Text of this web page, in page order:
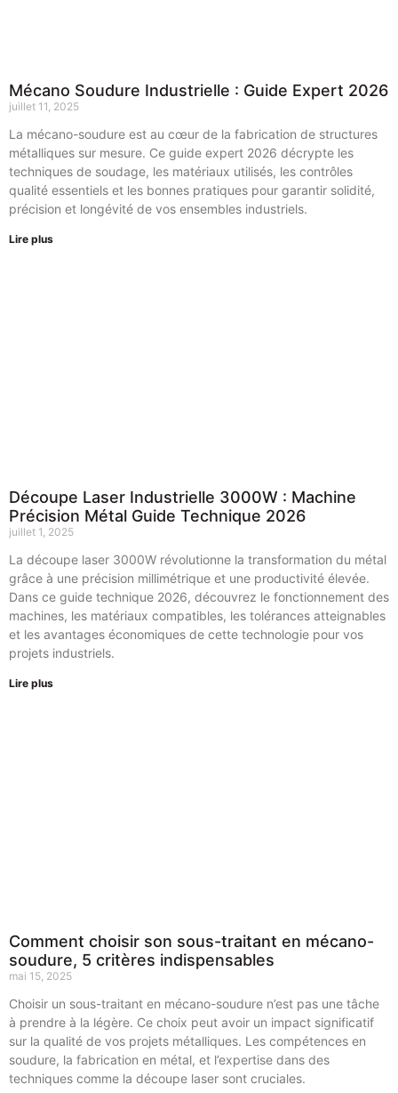
Mécano Soudure Industrielle : Guide Expert 2026
juillet 11, 2025
La mécano-soudure est au cœur de la fabrication de structures
métalliques sur mesure. Ce guide expert 2026 décrypte les
techniques de soudage, les matériaux utilisés, les contrôles
qualité essentiels et les bonnes pratiques pour garantir solidité,
précision et longévité de vos ensembles industriels.
Lire plus
Découpe Laser Industrielle 3000W : Machine
Précision Métal Guide Technique 2026
juillet 1, 2025
La découpe laser 3000W révolutionne la transformation du métal
grâce à une précision millimétrique et une productivité élevée.
Dans ce guide technique 2026, découvrez le fonctionnement des
machines, les matériaux compatibles, les tolérances atteignables
et les avantages économiques de cette technologie pour vos
projets industriels.
Lire plus
Comment choisir son sous-traitant en mécano-
soudure, 5 critères indispensables
mai 15, 2025
Choisir un sous-traitant en mécano-soudure n’est pas une tâche
à prendre à la légère. Ce choix peut avoir un impact significatif
sur la qualité de vos projets métalliques. Les compétences en
soudure, la fabrication en métal, et l’expertise dans des
techniques comme la découpe laser sont cruciales.